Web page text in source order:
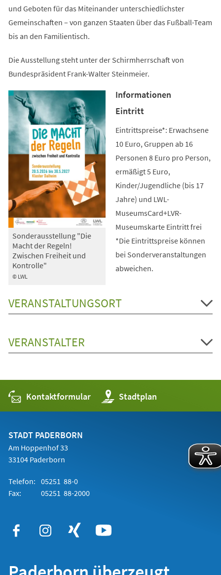
und Geboten für das Miteinander unterschiedlichster
Gemeinschaften – von ganzen Staaten über das Fußball-Team
bis an den Familientisch.
Die Ausstellung steht unter der Schirmherrschaft von
Bundespräsident Frank-Walter Steinmeier.
© LWL
Sonderausstellung "Die
Macht der Regeln!
Zwischen Freiheit und
Kontrolle"
Informationen
Eintritt
Eintrittspreise*: Erwachsene
10 Euro, Gruppen ab 16
Personen 8 Euro pro Person,
ermäßigt 5 Euro,
Kinder/Jugendliche (bis 17
Jahre) und LWL-
MuseumsCard+LVR-
Museumskarte Eintritt frei
*Die Eintrittspreise können
bei Sonderveranstaltungen
abweichen.
VERANSTALTUNGSORT
VERANSTALTER
Kontaktformular Stadtplan
(Öffnet
in
einem
STADT PADERBORN
Am Hoppenhof 33
33104 Paderborn
Telefon: 05251 88-0
Fax:
05251 88-2000